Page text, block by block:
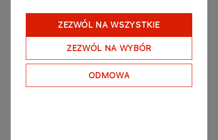
ZEZWÓL NA WSZYSTKIE
ZEZWÓL NA WYBÓR
ODMOWA
Inne aktualności
AKTUALNOŚCI 30.01.2026
Zasady wystawiania i